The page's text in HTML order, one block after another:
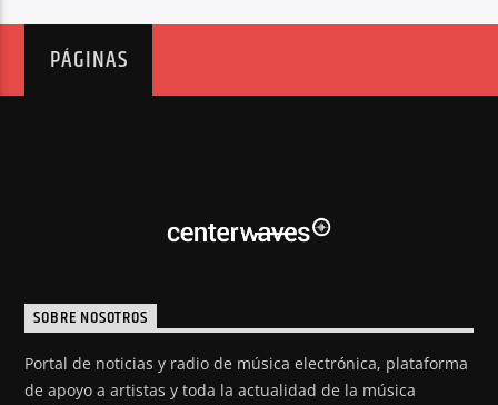
PÁGINAS
SOBRE NOSOTROS
Portal de noticias y radio de música electrónica, plataforma
de apoyo a artistas y toda la actualidad de la música